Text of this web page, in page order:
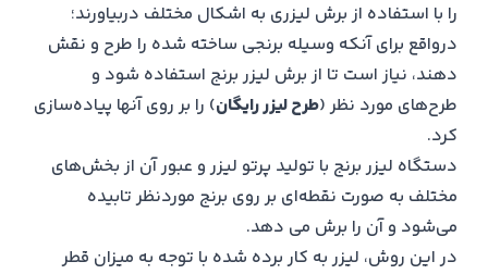
را با استفاده از برش لیزری به اشکال مختلف دربیاورند؛
درواقع برای آنکه وسیله برنجی ساخته شده را طرح و نقش
دهند، نیاز است تا از برش لیزر برنج استفاده شود و
طرح‌های مورد نظر (طرح لیزر رایگان) را بر روی آنها پیاده‌سازی
کرد.
دستگاه لیزر برنج با تولید پرتو لیزر و عبور آن از بخش‌های
مختلف به صورت نقطه‌ای بر روی برنج موردنظر تابیده
می‌شود و آن را برش می دهد.
در این روش، لیزر به کار برده شده با توجه به میزان قطر